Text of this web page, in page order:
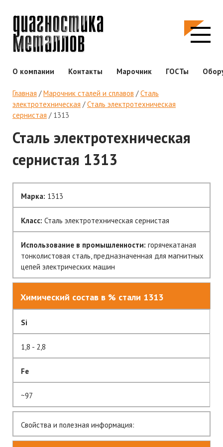
О компании Контакты Марочник ГОСТы
Главная / Марочник сталей и сплавов / Сталь
электротехническая / Сталь электротехническая
сернистая / 1313
Сталь электротехническая
сернистая 1313
Марка: 1313
Класс: Сталь электротехническая сернистая
Использование в промышленности: горячекатаная
тонколистовая сталь, предназначенная для магнитных
цепей электрических машин
Химический состав в % стали 1313
Si
1,8 - 2,8
Fe
~97
Свойства и полезная информация: